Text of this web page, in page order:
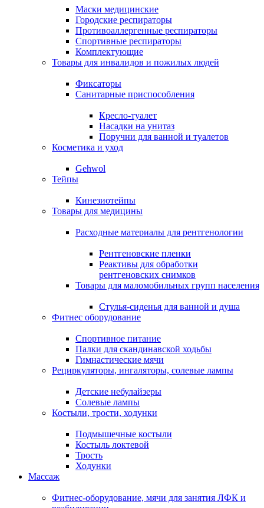
Маски медицинские
Городские респираторы
Противоаллергенные респираторы
Спортивные респираторы
Комплектующие
Товары для инвалидов и пожилых людей
Фиксаторы
Санитарные приспособления
Кресло-туалет
Насадки на унитаз
Поручни для ванной и туалетов
Косметика и уход
Gehwol
Тейпы
Кинезиотейпы
Товары для медицины
Расходные материалы для рентгенологии
Рентгеновские пленки
Реактивы для обработки
рентгеновских снимков
Товары для маломобильных групп населения
Стулья-сиденья для ванной и душа
Фитнес оборудование
Спортивное питание
Палки для скандинавской ходьбы
Гимнастические мячи
Рециркуляторы, ингаляторы, солевые лампы
Детские небулайзеры
Солевые лампы
Костыли, трости, ходунки
Подмышечные костыли
Костыль локтевой
Трость
Ходунки
Массаж
Фитнес-оборудование, мячи для занятия ЛФК и